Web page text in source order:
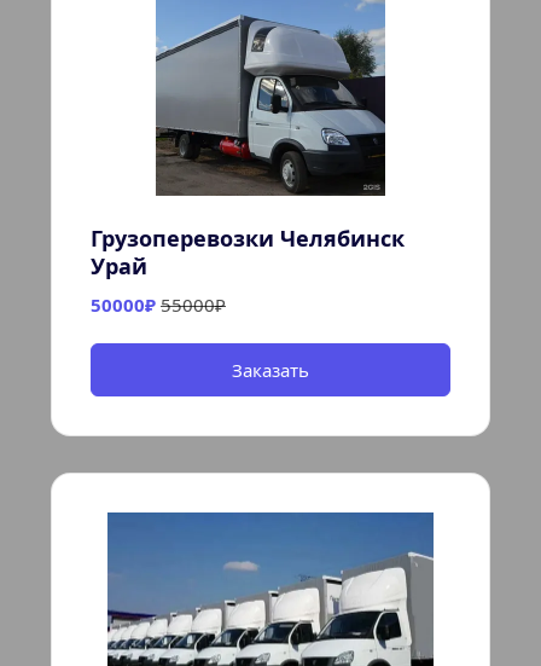
Грузоперевозки Челябинск
Урай
50000₽ 55000₽
Заказать